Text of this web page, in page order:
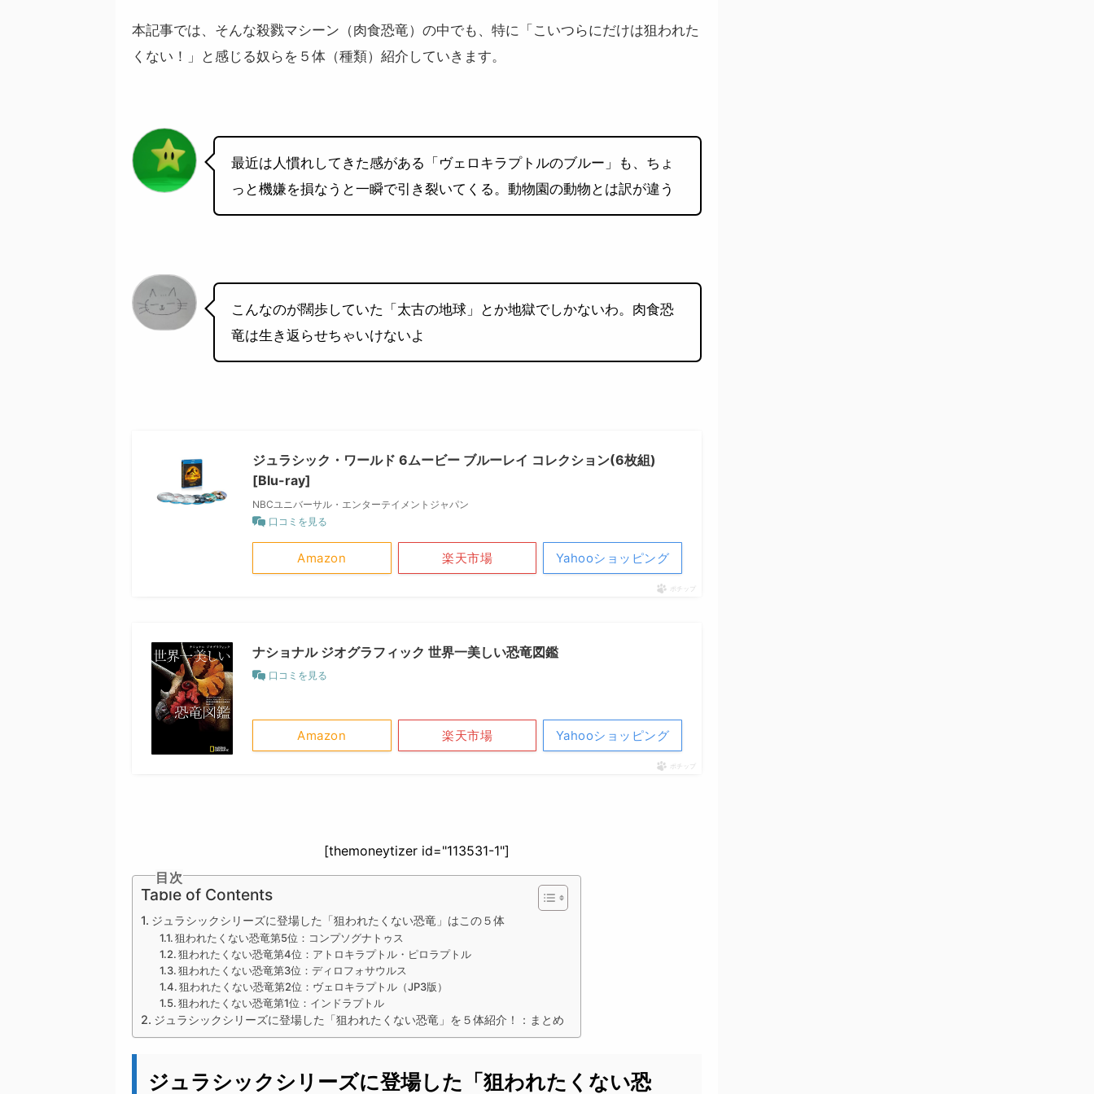
本記事では、そんな殺戮マシーン（肉食恐竜）の中でも、特に「こいつらにだけは狙われた
くない！」と感じる奴らを５体（種類）紹介していきます。
最近は人慣れしてきた感がある「ヴェロキラプトルのブルー」も、ちょ
っと機嫌を損なうと一瞬で引き裂いてくる。動物園の動物とは訳が違う
こんなのが闊歩していた「太古の地球」とか地獄でしかないわ。肉食恐
竜は生き返らせちゃいけないよ
ジュラシック・ワールド 6ムービー ブルーレイ コレクション(6枚組)
[Blu-ray]
NBCユニバーサル・エンターテイメントジャパン
口コミを見る
Amazon 楽天市場 Yahooショッピング
ポチップ
ナショナル ジオグラフィック 世界一美しい恐竜図鑑
口コミを見る
Amazon 楽天市場 Yahooショッピング
ポチップ
[themoneytizer id="113531-1"]
目次
Table of Contents
ジュラシックシリーズに登場した「狙われたくない恐竜」はこの５体
狙われたくない恐竜第5位：コンプソグナトゥス
狙われたくない恐竜第4位：アトロキラプトル・ピロラプトル
狙われたくない恐竜第3位：ディロフォサウルス
狙われたくない恐竜第2位：ヴェロキラプトル（JP3版）
狙われたくない恐竜第1位：インドラプトル
ジュラシックシリーズに登場した「狙われたくない恐竜」を５体紹介！：まとめ
ジュラシックシリーズに登場した「狙われたくない恐